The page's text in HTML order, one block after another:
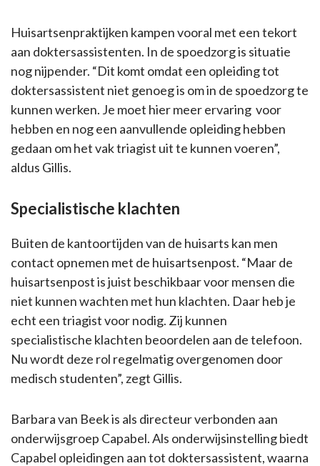
Huisartsenpraktijken kampen vooral met een tekort
aan doktersassistenten. In de spoedzorg is situatie
nog nijpender. “Dit komt omdat een opleiding tot
doktersassistent niet genoeg is om in de spoedzorg te
kunnen werken. Je moet hier meer ervaring voor
hebben en nog een aanvullende opleiding hebben
gedaan om het vak triagist uit te kunnen voeren”,
aldus Gillis.
Specialistische klachten
Buiten de kantoortijden van de huisarts kan men
contact opnemen met de huisartsenpost. “Maar de
huisartsenpost is juist beschikbaar voor mensen die
niet kunnen wachten met hun klachten. Daar heb je
echt een triagist voor nodig. Zij kunnen
specialistische klachten beoordelen aan de telefoon.
Nu wordt deze rol regelmatig overgenomen door
medisch studenten”, zegt Gillis.
Barbara van Beek is als directeur verbonden aan
onderwijsgroep Capabel. Als onderwijsinstelling biedt
Capabel opleidingen aan tot doktersassistent, waarna